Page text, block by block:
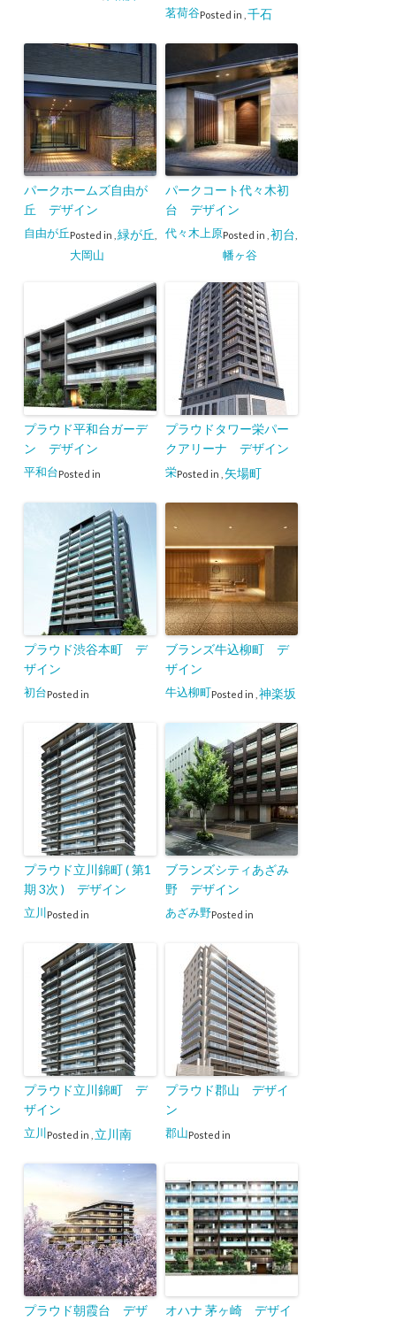
Posted in
茗荷谷 千石
パークホームズ自由が
丘 デザイン
Posted in
自由が丘 緑が丘
大岡山
パークコート代々木初
台 デザイン
Posted in
代々木上原 初台
幡ヶ谷
プラウド平和台ガーデ
ン デザイン
Posted in
平和台
プラウドタワー栄パー
クアリーナ デザイン
Posted in
栄 矢場町
プラウド渋谷本町 デ
ザイン
Posted in
初台
ブランズ牛込柳町 デ
ザイン
Posted in
牛込柳町 神楽坂
プラウド立川錦町 ( 第1
期 3次 ) デザイン
Posted in
立川
ブランズシティあざみ
野 デザイン
Posted in
あざみ野
プラウド立川錦町 デ
ザイン
Posted in
立川 立川南
プラウド郡山 デザイ
ン
Posted in
郡山
プラウド朝霞台 デザ
オハナ 茅ヶ崎 デザイ